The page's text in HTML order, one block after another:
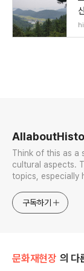
Think of this as a
cultural aspects.
topics, especially
approach will be
generalized
구독하기
문화재현장 의 다